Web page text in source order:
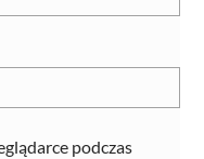
podczas